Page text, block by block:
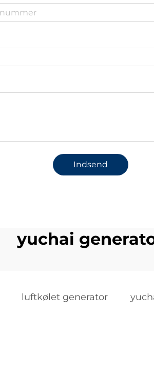
Indsend
yuchai
luftkølet generator